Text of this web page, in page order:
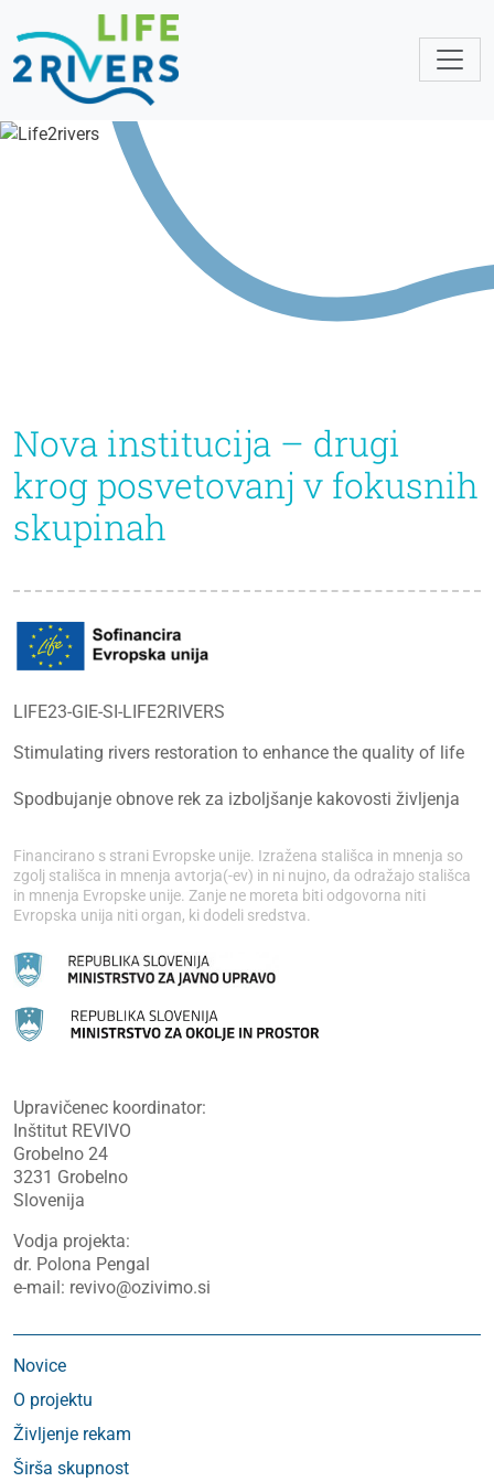
Nova institucija – drugi
krog posvetovanj v fokusnih
skupinah
LIFE23-GIE-SI-LIFE2RIVERS
Stimulating rivers restoration to enhance the quality of life
Spodbujanje obnove rek za izboljšanje kakovosti življenja
Financirano s strani Evropske unije. Izražena stališca in mnenja so
zgolj stališca in mnenja avtorja(-ev) in ni nujno, da odražajo stališca
in mnenja Evropske unije. Zanje ne moreta biti odgovorna niti
Evropska unija niti organ, ki dodeli sredstva.
Upravičenec koordinator:
Inštitut REVIVO
Grobelno 24
3231 Grobelno
Slovenija
Vodja projekta:
dr. Polona Pengal
e-mail: revivo@ozivimo.si
Novice
O projektu
Življenje rekam
Širša skupnost